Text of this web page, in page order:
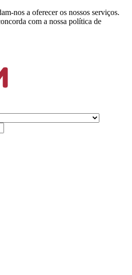
nos a oferecer os nossos serviços.
com a nossa política de